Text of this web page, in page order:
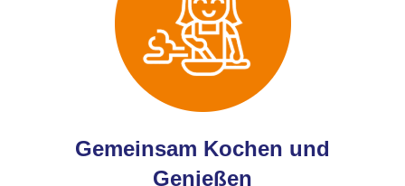
Gemeinsam Kochen und
Genießen